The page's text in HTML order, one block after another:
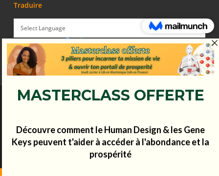
Traduire
Powered by Translate